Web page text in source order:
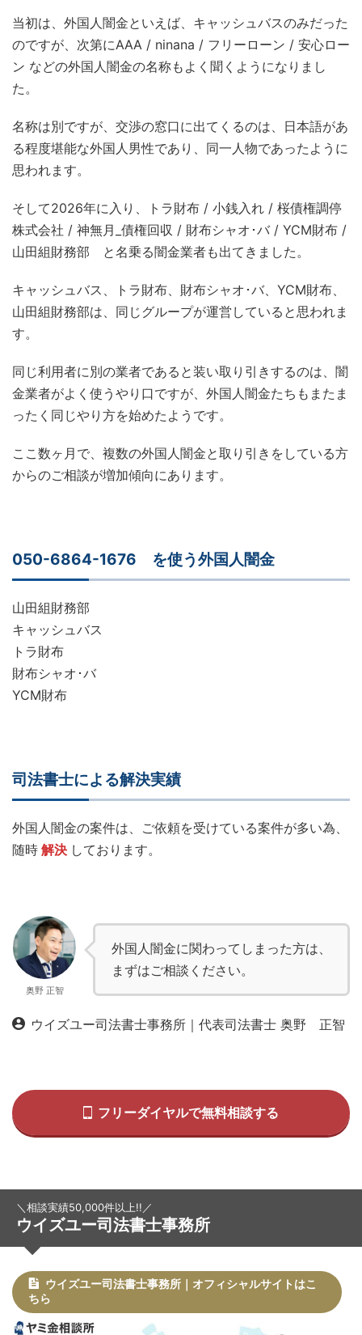
当初は、外国人闇金といえば、キャッシュバスのみだった
のですが、次第にAAA / ninana / フリーローン / 安心ロー
ン などの外国人闇金の名称もよく聞くようになりまし
た。
名称は別ですが、交渉の窓口に出てくるのは、日本語があ
る程度堪能な外国人男性であり、同一人物であったように
思われます。
そして2026年に入り、トラ財布 / 小銭入れ / 桜債権調停
株式会社 / 神無月_債権回収 / 財布シャオ･バ / YCM財布 /
山田組財務部 と名乗る闇金業者も出てきました。
キャッシュバス、トラ財布、財布シャオ･バ、YCM財布、
山田組財務部は、同じグループが運営していると思われま
す。
同じ利用者に別の業者であると装い取り引きするのは、闇
金業者がよく使うやり口ですが、外国人闇金たちもまたま
ったく同じやり方を始めたようです。
ここ数ヶ月で、複数の外国人闇金と取り引きをしている方
からのご相談が増加傾向にあります。
050-6864-1676 を使う外国人闇金
山田組財務部
キャッシュバス
トラ財布
財布シャオ･バ
YCM財布
司法書士による解決実績
外国人闇金の案件は、ご依頼を受けている案件が多い為、
随時 解決 しております。
奥野 正智
外国人闇金に関わってしまった方は、
まずはご相談ください。
ウイズユー司法書士事務所｜代表司法書士 奥野 正智
フリーダイヤルで無料相談する
＼相談実績50,000件以上!!／
ウイズユー司法書士事務所
ウイズユー司法書士事務所｜オフィシャルサイトはこ
ちら